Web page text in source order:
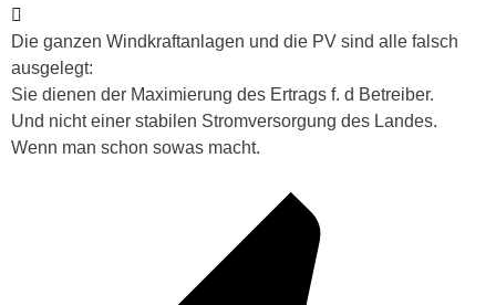
Die ganzen Windkraftanlagen und die PV sind alle falsch
ausgelegt:
Sie dienen der Maximierung des Ertrags f. d Betreiber.
Und nicht einer stabilen Stromversorgung des Landes.
Wenn man schon sowas macht.